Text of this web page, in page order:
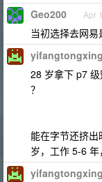
Geo200 Apr
当初选择去网易
28 岁拿下 p7
？
能在字节还挤
岁，工作 5-6